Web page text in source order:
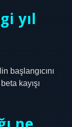
yıl
başlangıcını
kayışı